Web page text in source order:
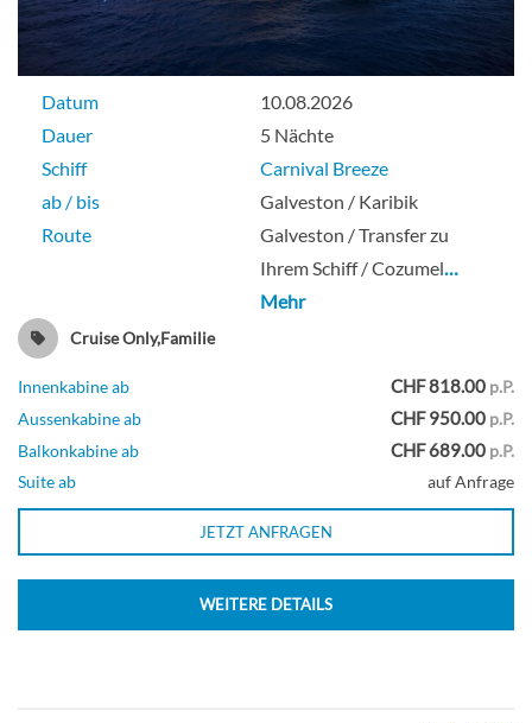
Datum
10.08.2026
Dauer
5 Nächte
Schiff
Carnival Breeze
ab / bis
Galveston / Karibik
Route
Galveston / Transfer zu
Ihrem Schiff / Cozumel…
Mehr
Cruise Only,Familie
Innenkabine ab CHF 818.00 p.P.
Aussenkabine ab
CHF 950.00 p.P.
Balkonkabine ab
CHF 689.00 p.P.
Suite ab
auf Anfrage
JETZT ANFRAGEN
WEITERE DETAILS